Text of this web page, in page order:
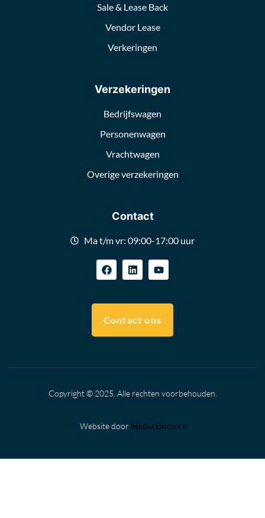
Sale & Lease Back
Vendor Lease
Verkeringen
Verzekeringen
Bedrijfswagen
Personenwagen
Vrachtwagen
Overige verzekeringen
Contact
Ma t/m vr: 09:00-17:00 uur
Contact ons
Copyright © 2025. Alle rechten voorbehouden.
Website door Media Doctors